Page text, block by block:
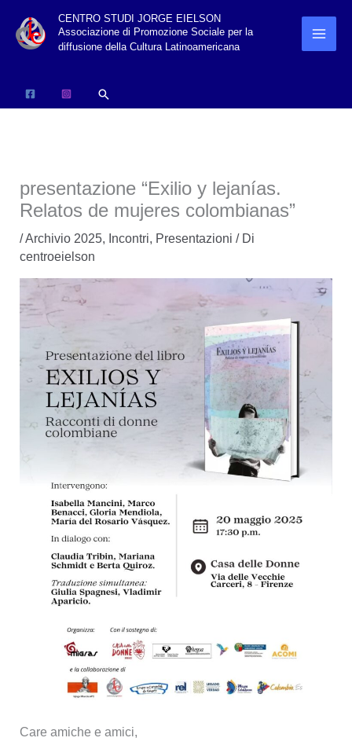
CENTRO STUDI JORGE EIELSON
Associazione di Promozione Sociale per la
diffusione della Cultura Latinoamericana
Cerca
presentazione “Exilio y lejanías.
Relatos de mujeres colombianas”
/Archivio 2025, Incontri, Presentazioni / Di
centroeielson
Care amiche e amici,